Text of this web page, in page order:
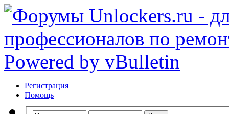
Регистрация
Помощь